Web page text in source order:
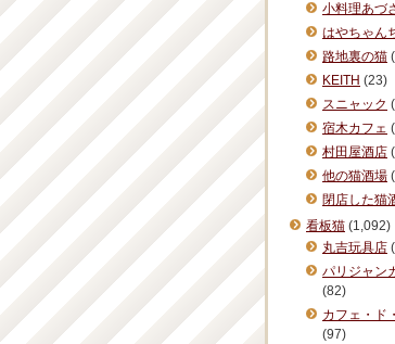
小料理あづ
はやちゃん
路地裏の猫
KEITH (23)
スニャック
宿木カフェ
村田屋酒店
他の猫酒場
閉店した猫
看板猫 (1,092)
丸吉玩具店
パリジャン
(82)
カフェ・ド
(97)